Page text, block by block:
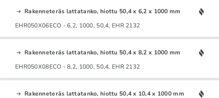
Rakenneteräs lattatanko, hiottu 50,4 x 6,2 x 1000 mm
EHR050X06ECO - 6,2, 1000, 50,4, EHR 2132
Rakenneteräs lattatanko, hiottu 50,4 x 8,2 x 1000 mm
EHR050X08ECO - 8,2, 1000, 50,4, EHR 2132
Rakenneteräs lattatanko, hiottu 50,4 x 10,4 x 1000 mm